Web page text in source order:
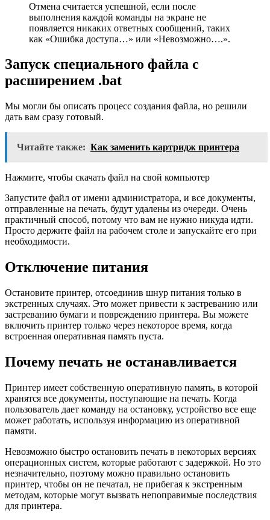
Отмена считается успешной, если после
выполнения каждой команды на экране не
появляется никаких ответных сообщений, таких
как «Ошибка доступа…» или «Невозможно….».
Запуск специального файла с
расширением .bat
Мы могли бы описать процесс создания файла, но решили
дать вам сразу готовый.
Читайте также: Как заменить картридж принтера
Нажмите, чтобы скачать файл на свой компьютер
Запустите файл от имени администратора, и все документы,
отправленные на печать, будут удалены из очереди. Очень
практичный способ, потому что вам не нужно никуда идти.
Просто держите файл на рабочем столе и запускайте его при
необходимости.
Отключение питания
Остановите принтер, отсоединив шнур питания только в
экстренных случаях. Это может привести к застреванию или
застреванию бумаги и повреждению принтера. Вы можете
включить принтер только через некоторое время, когда
встроенная оперативная память пуста.
Почему печать не останавливается
Принтер имеет собственную оперативную память, в которой
хранятся все документы, поступающие на печать. Когда
пользователь дает команду на остановку, устройство все еще
может работать, используя информацию из оперативной
памяти.
Невозможно быстро остановить печать в некоторых версиях
операционных систем, которые работают с задержкой. Но это
незначительно, поэтому можно правильно остановить
принтер, чтобы он не печатал, не прибегая к экстренным
методам, которые могут вызвать непоправимые последствия
для принтера.